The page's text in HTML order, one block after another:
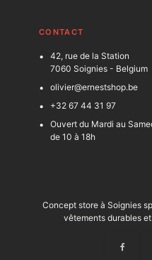
CONTACT
42, rue de la Station
7060 Soignies - Belgium
olivier@ernestshop.be
+32 67 44 31 97
Ouvert du Mardi au
de 10 à 18h
Concept store à Soignies
vêtements durables